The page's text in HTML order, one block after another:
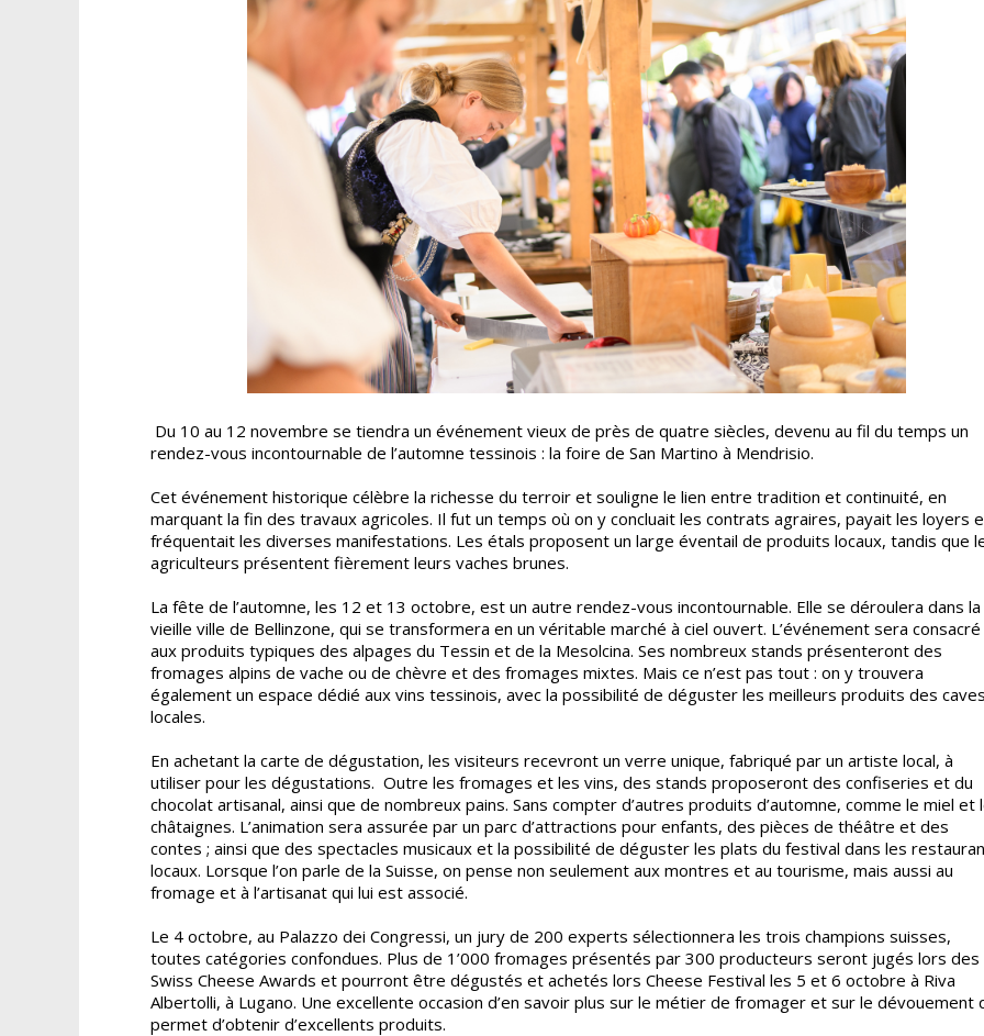
Du 10 au 12 novembre se tiendra un événement vieux de près de quatre siècles, devenu au fil du temps un
rendez-vous incontournable de l’automne tessinois : la foire de San Martino à Mendrisio.
Cet événement historique célèbre la richesse du terroir et souligne le lien entre tradition et continuité, en
marquant la fin des travaux agricoles. Il fut un temps où on y concluait les contrats agraires, payait les loyers
fréquentait les diverses manifestations. Les étals proposent un large éventail de produits locaux, tandis que
agriculteurs présentent fièrement leurs vaches brunes.
La fête de l’automne, les 12 et 13 octobre, est un autre rendez-vous incontournable. Elle se déroulera dans la
vieille ville de Bellinzone, qui se transformera en un véritable marché à ciel ouvert. L’événement sera consacré
aux produits typiques des alpages du Tessin et de la Mesolcina. Ses nombreux stands présenteront des
fromages alpins de vache ou de chèvre et des fromages mixtes. Mais ce n’est pas tout : on y trouvera
également un espace dédié aux vins tessinois, avec la possibilité de déguster les meilleurs produits des caves
locales.
En achetant la carte de dégustation, les visiteurs recevront un verre unique, fabriqué par un artiste local, à
utiliser pour les dégustations. Outre les fromages et les vins, des stands proposeront des confiseries et du
chocolat artisanal, ainsi que de nombreux pains. Sans compter d’autres produits d’automne, comme le miel et
châtaignes. L’animation sera assurée par un parc d’attractions pour enfants, des pièces de théâtre et des
contes ; ainsi que des spectacles musicaux et la possibilité de déguster les plats du festival dans les
locaux. Lorsque l’on parle de la Suisse, on pense non seulement aux montres et au tourisme, mais aussi au
fromage et à l’artisanat qui lui est associé.
Le 4 octobre, au Palazzo dei Congressi, un jury de 200 experts sélectionnera les trois champions suisses,
toutes catégories confondues. Plus de 1’000 fromages présentés par 300 producteurs seront jugés lors des
Swiss Cheese Awards et pourront être dégustés et achetés lors Cheese Festival les 5 et 6 octobre à Riva
Albertolli, à Lugano. Une excellente occasion d’en savoir plus sur le métier de fromager et sur le dévouement
permet d’obtenir d’excellents produits.